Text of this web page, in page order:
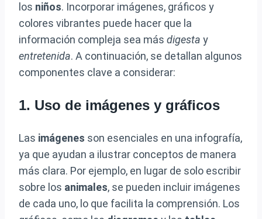
los niños. Incorporar imágenes, gráficos y
colores vibrantes puede hacer que la
información compleja sea más digesta y
entretenida. A continuación, se detallan algunos
componentes clave a considerar:
1. Uso de imágenes y gráficos
Las imágenes son esenciales en una infografía,
ya que ayudan a ilustrar conceptos de manera
más clara. Por ejemplo, en lugar de solo escribir
sobre los animales, se pueden incluir imágenes
de cada uno, lo que facilita la comprensión. Los